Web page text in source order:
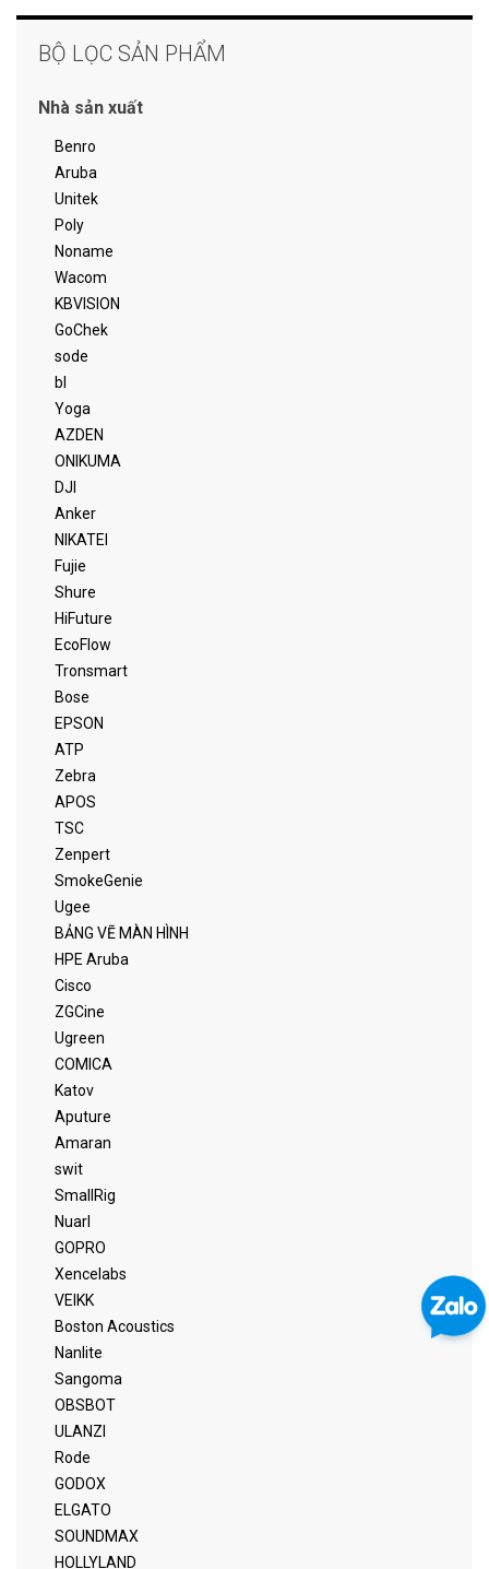
BỘ LỌC SẢN PHẨM
Nhà sản xuất
Benro
Aruba
Unitek
Poly
Noname
Wacom
KBVISION
GoChek
sode
bl
Yoga
AZDEN
ONIKUMA
DJI
Anker
NIKATEI
Fujie
Shure
HiFuture
EcoFlow
Tronsmart
Bose
EPSON
ATP
Zebra
APOS
TSC
Zenpert
SmokeGenie
Ugee
BẢNG VẼ MÀN HÌNH
HPE Aruba
Cisco
ZGCine
Ugreen
COMICA
Katov
Aputure
Amaran
swit
SmallRig
Nuarl
GOPRO
Xencelabs
VEIKK
Boston Acoustics
Nanlite
Sangoma
OBSBOT
ULANZI
Rode
GODOX
ELGATO
SOUNDMAX
HOLLYLAND